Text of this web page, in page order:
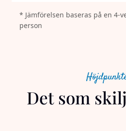
* Jämförelsen baseras på en 4-
person
Det som